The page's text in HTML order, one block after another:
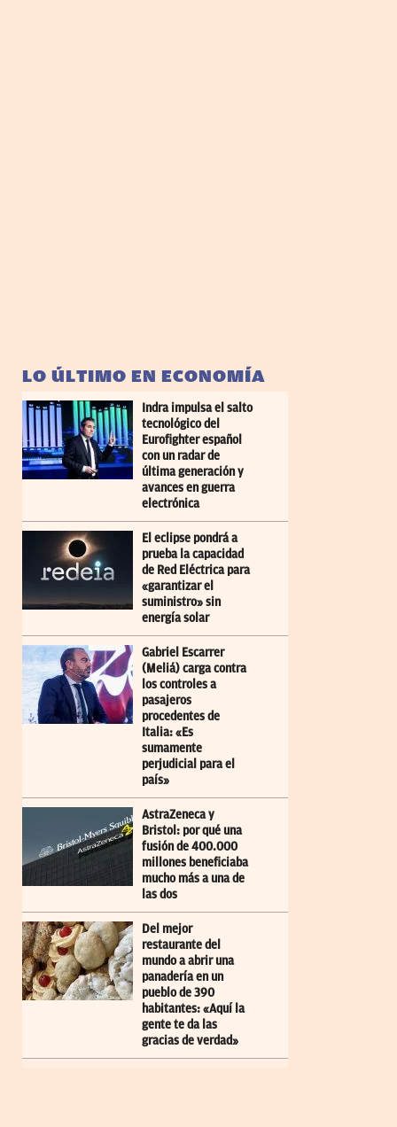
LO ÚLTIMO EN ECONOMÍA
Indra impulsa el salto
tecnológico del
Eurofighter español
con un radar de
última generación y
avances en guerra
electrónica
El eclipse pondrá a
prueba la capacidad
de Red Eléctrica para
«garantizar el
suministro» sin
energía solar
Gabriel Escarrer
(Meliá) carga contra
los controles a
pasajeros
procedentes de
Italia: «Es
sumamente
perjudicial para el
país»
AstraZeneca y
Bristol: por qué una
fusión de 400.000
millones beneficiaba
mucho más a una de
las dos
Del mejor
restaurante del
mundo a abrir una
panadería en un
pueblo de 390
habitantes: «Aquí la
gente te da las
gracias de verdad»